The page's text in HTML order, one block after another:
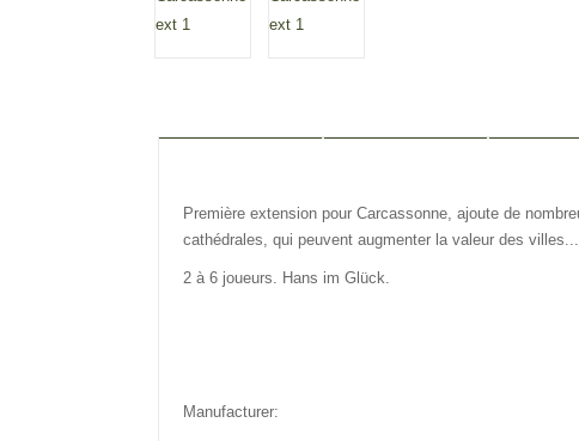
Première extension pour Carcassonne, ajoute de
cathédrales, qui peuvent augmenter la valeur des
2 à 6 joueurs. Hans im Glück.
Manufacturer: